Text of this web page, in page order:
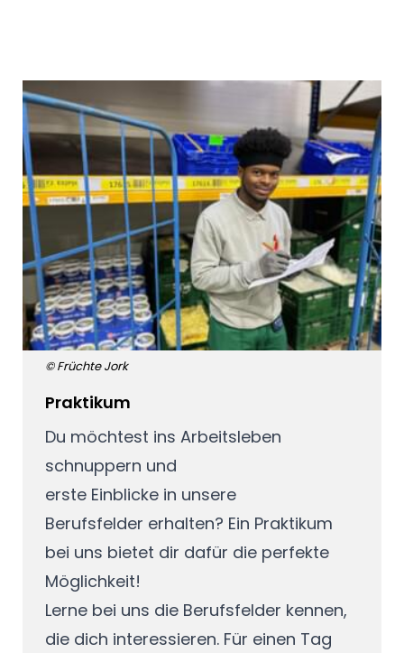
Praktikum
Du möchtest ins Arbeitsleben
schnuppern und
erste Einblicke in unsere
Berufsfelder erhalten? Ein Praktikum
bei uns bietet dir dafür die perfekte
Möglichkeit!
Lerne bei uns die Berufsfelder kennen,
die dich interessieren. Für einen Tag
© Früchte Jork